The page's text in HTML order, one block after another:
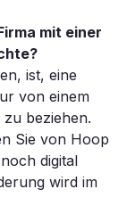
mit einer
ist, eine
von einem
beziehen.
Sie von Hoop
digital
wird im